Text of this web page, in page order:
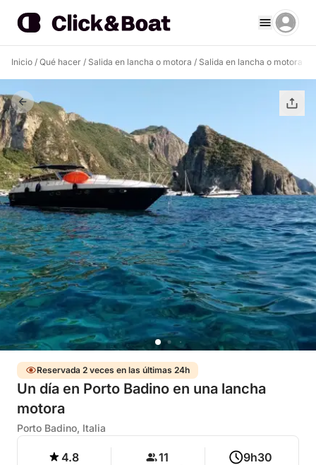
Inicio / Qué hacer / Salida en lancha o motora / Salida en lancha o motora
Reservada 2 veces en las últimas 24h
Un día en Porto Badino en una lancha
motora
Porto Badino, Italia
4.8 11 9h30